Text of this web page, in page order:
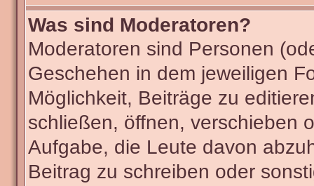
Was sind Moderatoren?
Moderatoren sind Personen
Geschehen in dem jeweiligen
Möglichkeit, Beiträge zu
schließen, öffnen, verschieben
Aufgabe, die Leute davon
Beitrag zu schreiben oder